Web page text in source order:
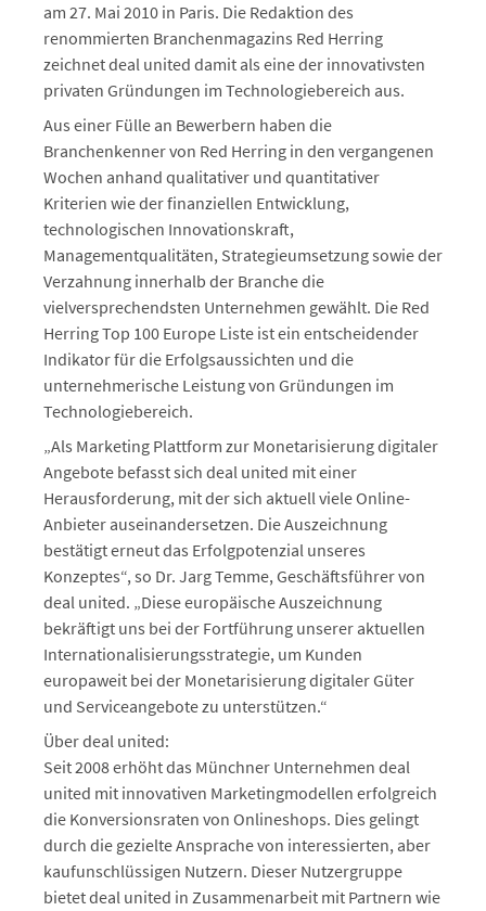
am 27. Mai 2010 in Paris. Die Redaktion des
renommierten Branchenmagazins Red Herring
zeichnet deal united damit als eine der innovativsten
privaten Gründungen im Technologiebereich aus.
Aus einer Fülle an Bewerbern haben die
Branchenkenner von Red Herring in den vergangenen
Wochen anhand qualitativer und quantitativer
Kriterien wie der finanziellen Entwicklung,
technologischen Innovationskraft,
Managementqualitäten, Strategieumsetzung sowie der
Verzahnung innerhalb der Branche die
vielversprechendsten Unternehmen gewählt. Die Red
Herring Top 100 Europe Liste ist ein entscheidender
Indikator für die Erfolgsaussichten und die
unternehmerische Leistung von Gründungen im
Technologiebereich.
„Als Marketing Plattform zur Monetarisierung digitaler
Angebote befasst sich deal united mit einer
Herausforderung, mit der sich aktuell viele Online-
Anbieter auseinandersetzen. Die Auszeichnung
bestätigt erneut das Erfolgpotenzial unseres
Konzeptes“, so Dr. Jarg Temme, Geschäftsführer von
deal united. „Diese europäische Auszeichnung
bekräftigt uns bei der Fortführung unserer aktuellen
Internationalisierungsstrategie, um Kunden
europaweit bei der Monetarisierung digitaler Güter
und Serviceangebote zu unterstützen.“
Über deal united:
Seit 2008 erhöht das Münchner Unternehmen deal
united mit innovativen Marketingmodellen erfolgreich
die Konversionsraten von Onlineshops. Dies gelingt
durch die gezielte Ansprache von interessierten, aber
kaufunschlüssigen Nutzern. Dieser Nutzergruppe
bietet deal united in Zusammenarbeit mit Partnern wie